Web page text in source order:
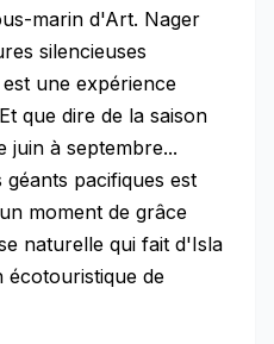
marin d'Art. Nager
silencieuses
une expérience
que dire de la saison
juin à septembre...
pacifiques est
moment de grâce
naturelle qui fait d'Isla
écotouristique de